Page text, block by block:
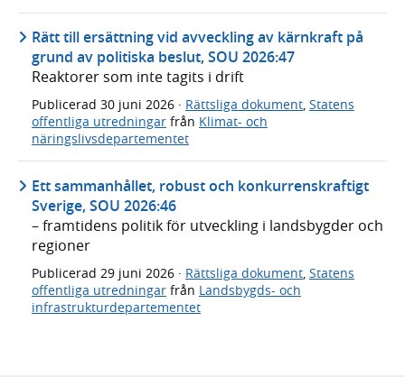
Rätt till ersättning vid avveckling av kärnkraft på
grund av politiska beslut, SOU 2026:47
Reaktorer som inte tagits i drift
Publicerad 30 juni 2026 · Rättsliga dokument, Statens
offentliga utredningar från Klimat- och
näringslivsdepartementet
Ett sammanhållet, robust och konkurrenskraftigt
Sverige, SOU 2026:46
– framtidens politik för utveckling i landsbygder och
regioner
Publicerad 29 juni 2026 · Rättsliga dokument Statens
offentliga utredningar från Landsbygds- och
infrastrukturdepartementet